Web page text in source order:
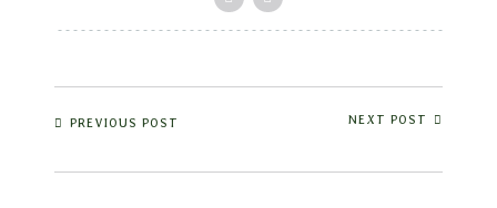
PREVIOUS POST NEXT POST